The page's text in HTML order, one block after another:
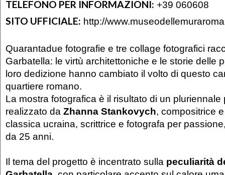
TELEFONO PER INFORMAZIONI: +39 060608
SITO UFFICIALE: http://
Quarantadue fotografie e tre collage fotografici
Garbatella: le virtù architettoniche e le storie delle
loro dedizione hanno cambiato il volto di questo
quartiere romano.
La mostra fotografica è il risultato di un
realizzato da Zhanna Stankovych, compositrice
classica ucraina, scrittrice e fotografa per
da 25 anni.
Il tema del progetto è incentrato sulla peculiarità